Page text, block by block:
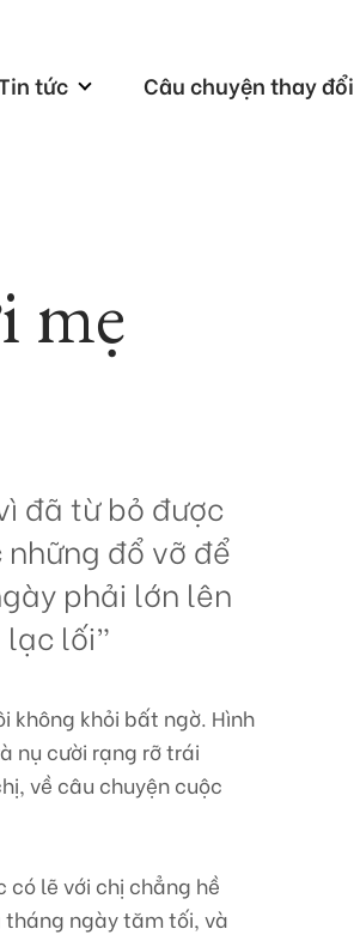
tức Câu chuyện thay đổi
mẹ
đã từ bỏ được
đổ vỡ để
phải lớn lên
lối”
không khỏi bất ngờ. Hình
nụ cười rạng rỡ trái
về câu chuyện cuộc
có lẽ với chị chẳng hề
ngày tăm tối, và